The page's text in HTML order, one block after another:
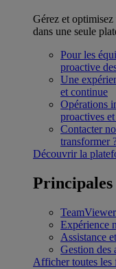
Gérez et
dans une seule
Pour les
proactive
Une
et continue
Opérations
proactives
Contacter
transformer
Découvrir la
Expérience
Assistance
Gestion des
Afficher toutes les